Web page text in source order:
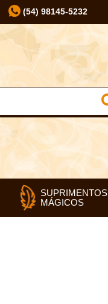
(54) 98145-5232
SUPRIMENTOS
MÁGICOS